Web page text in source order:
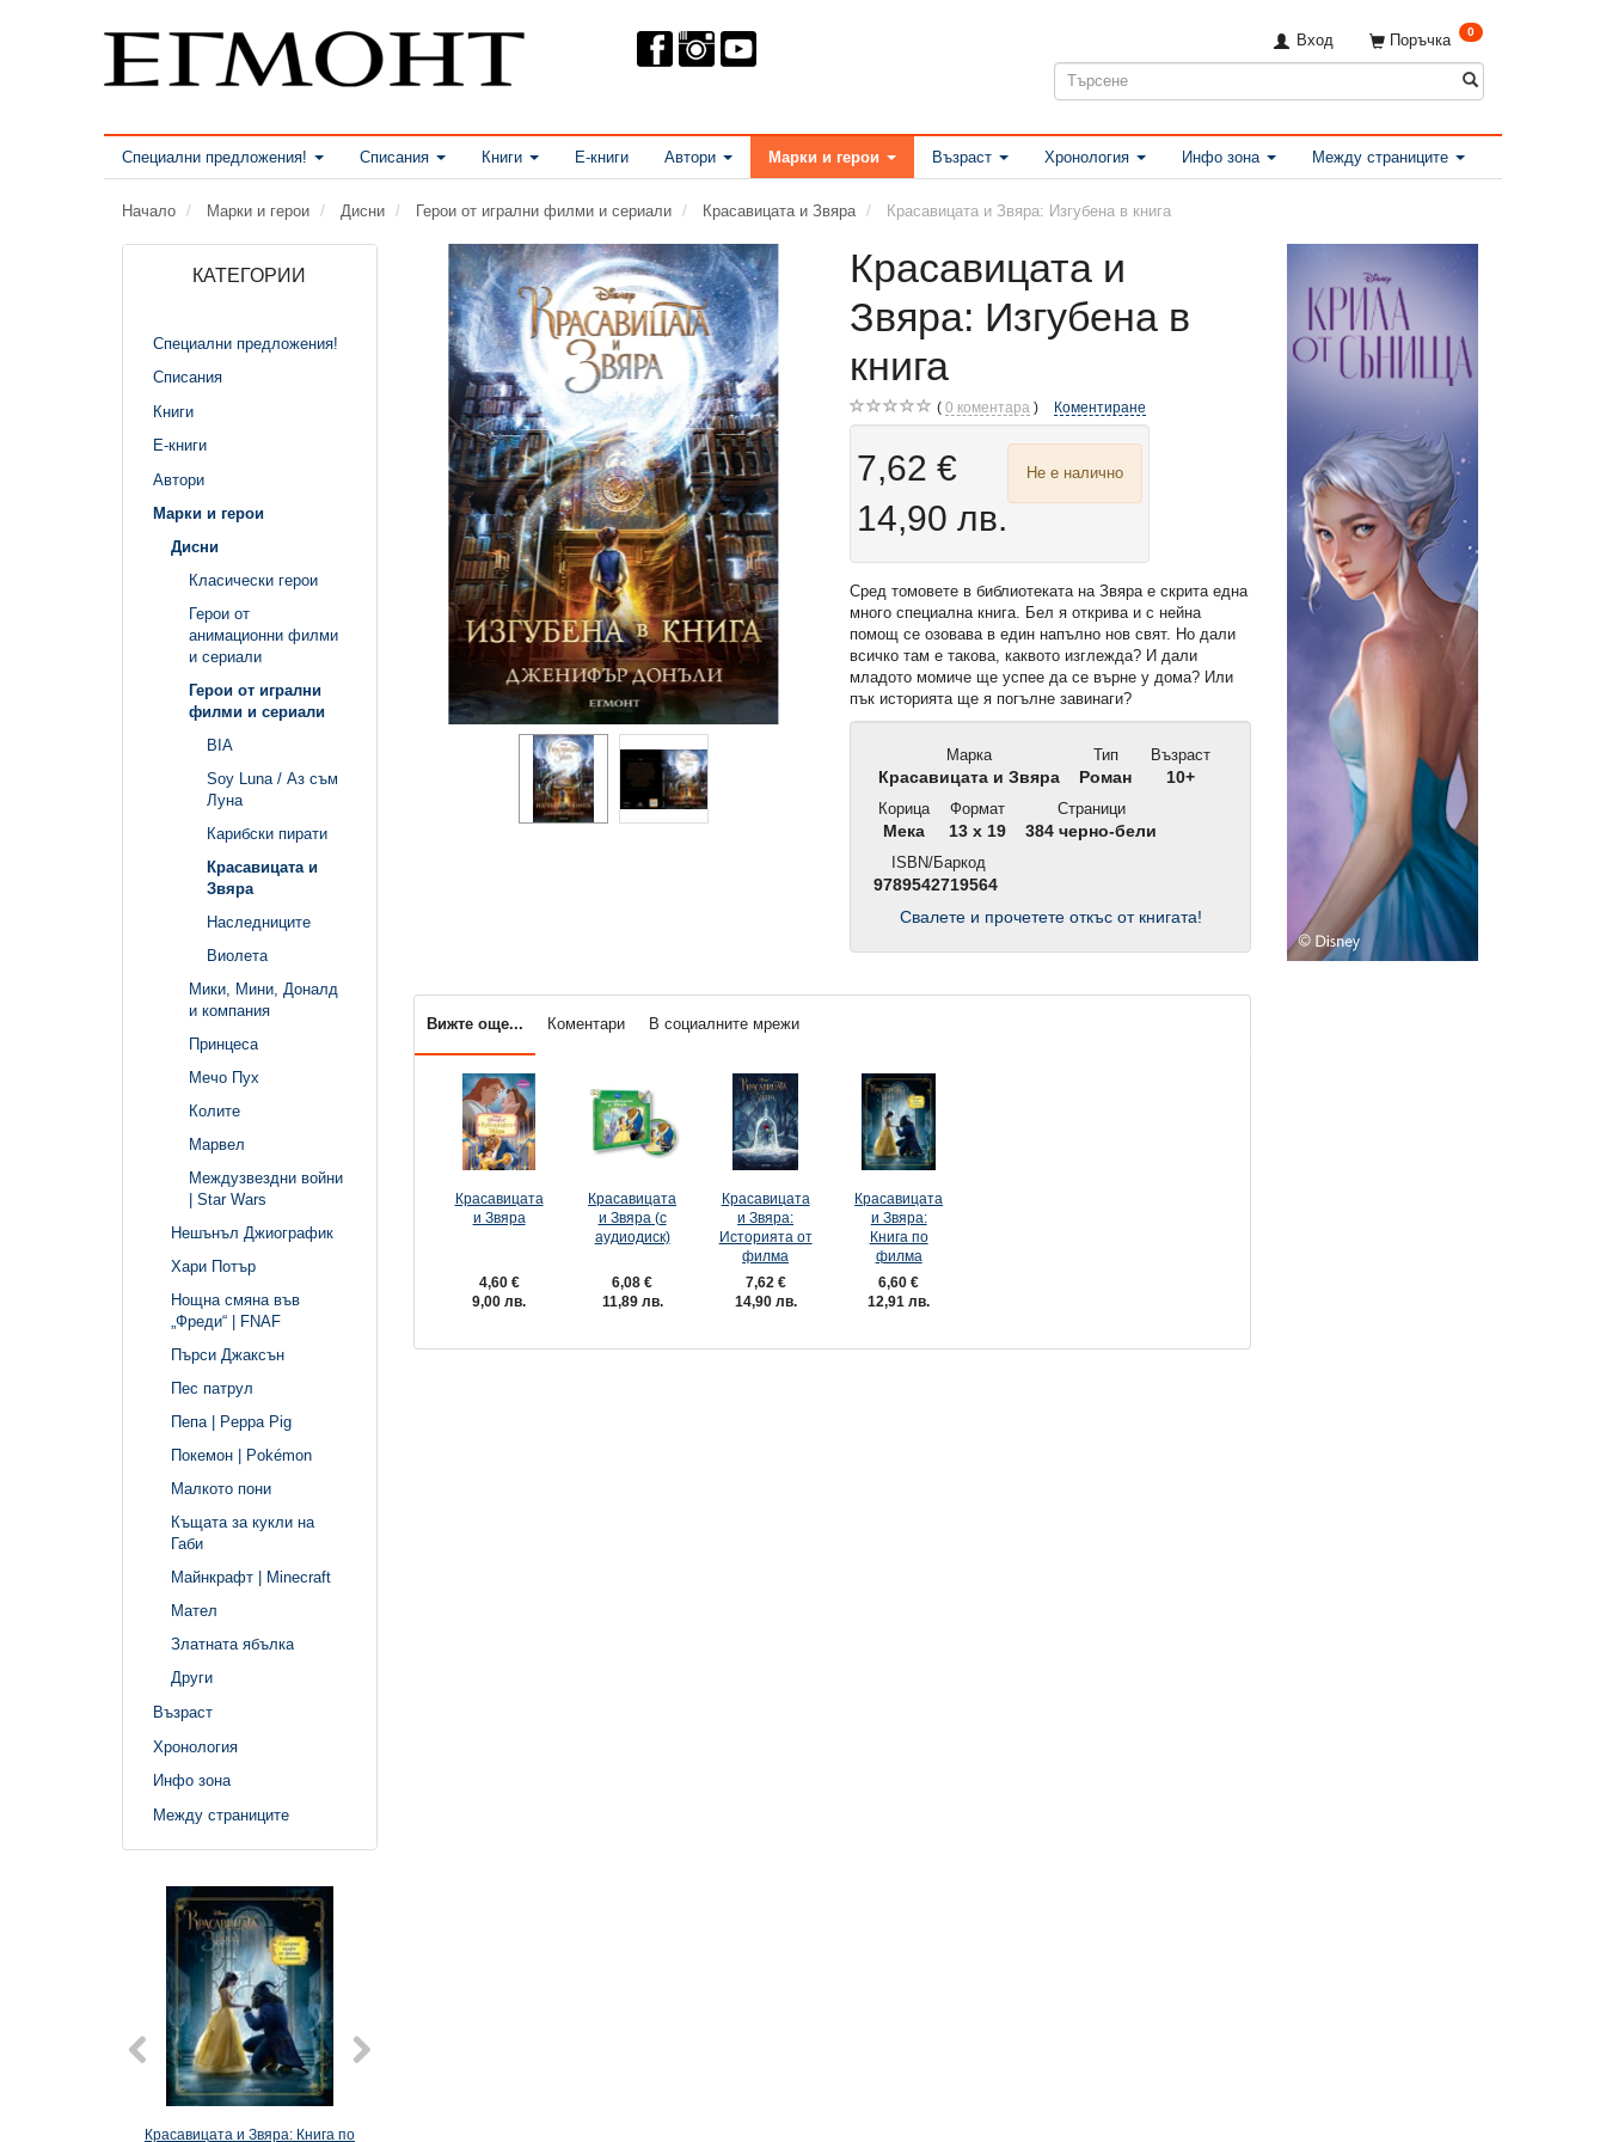
Поръчка 0
Вход
Специални предложения! Списания Книги Е-книги Автори Марки и герои Възраст Хронология Инфо зона Между страниците
Начало Марки и герои Дисни Герои от игрални филми и сериали Красавицата и Звяра Красавицата и Звяра: Изгубена в книга
КАТЕГОРИИ
Специални предложения!
Списания
Книги
Е-книги
Автори
Марки и герои
Дисни
Класически герои
Герои от
анимационни филми
и сериали
Герои от игрални
филми и сериали
BIA
Soy Luna / Аз съм
Луна
Карибски пирати
Красавицата и
Звяра
Наследниците
Виолета
Мики, Мини, Доналд
и компания
Принцеса
Мечо Пух
Колите
Марвел
Междузвездни войни
| Star Wars
Нешънъл Джиографик
Хари Потър
Нощна смяна във
„Фреди“ | FNAF
Пърси Джаксън
Пес патрул
Пепа | Peppa Pig
Покемон | Pokémon
Малкото пони
Къщата за кукли на
Габи
Майнкрафт | Minecraft
Мател
Златната ябълка
Други
Възраст
Хронология
Инфо зона
Между страниците
Красавицата и Звяра: Книга по
Красавицата и
Звяра: Изгубена в
книга
0 коментара Коментиране
7,62 €
14,90 лв.
Не е налично
Сред томовете в библиотеката на Звяра е скрита една
много специална книга. Бел я открива и с нейна
помощ се озовава в един напълно нов свят. Но дали
всичко там е такова, каквото изглежда? И дали
младото момиче ще успее да се върне у дома? Или
пък историята ще я погълне завинаги?
Марка
Красавицата и Звяра
Тип
Роман
Възраст
10+
Корица
Мека
Формат
13 x 19
Страници
384 черно-бели
ISBN/Баркод
9789542719564
Свалете и прочетете откъс от книгата!
Вижте още... Коментари В социалните мрежи
Красавицата
и Звяра
4,60 €
9,00 лв.
Красавицата
и Звяра (с
аудиодиск)
6,08 €
11,89 лв.
Красавицата
и Звяра:
Историята от
филма
7,62 €
14,90 лв.
Красавицата
и Звяра:
Книга по
филма
6,60 €
12,91 лв.